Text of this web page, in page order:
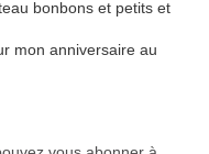
bonbons et petits et
mon anniversaire au